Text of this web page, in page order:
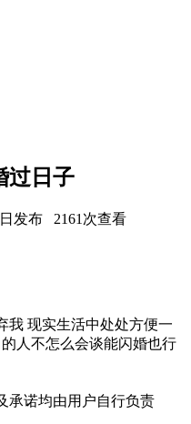
过日子
发布 2161次查看
我 现实生活中处处方便一
人不怎么会谈能闪婚也行
承诺均由用户自行负责